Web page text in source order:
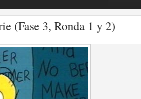
de Game
tráilers
(Fase 3, Ronda 1 y 2)